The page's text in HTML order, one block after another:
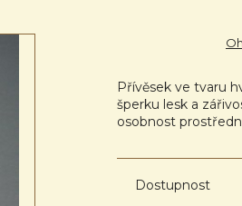
Přívěsek ve tvaru
šperku lesk a
osobnost
Dostupnost